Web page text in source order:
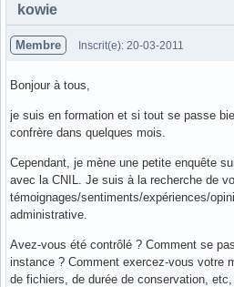
kowie
Membre Inscrit(e): 20-03-2011
Bonjour à tous,
je suis en formation et si tout se passe
confrère dans quelques mois.
Cependant, je mène une petite enquête
avec la CNIL. Je suis à la recherche de
témoignages/sentiments/expériences/
administrative.
Avez-vous été contrôlé ? Comment se
instance ? Comment exercez-vous votre
de fichiers, de durée de conservation, etc,